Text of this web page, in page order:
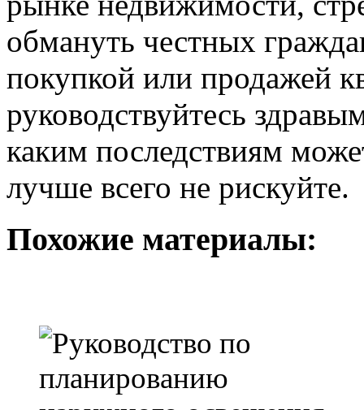
обмануть честных
покупкой или продажей
руководствуйтесь
каким последствиям
лучше всего не рискуйте.
Похожие материалы: